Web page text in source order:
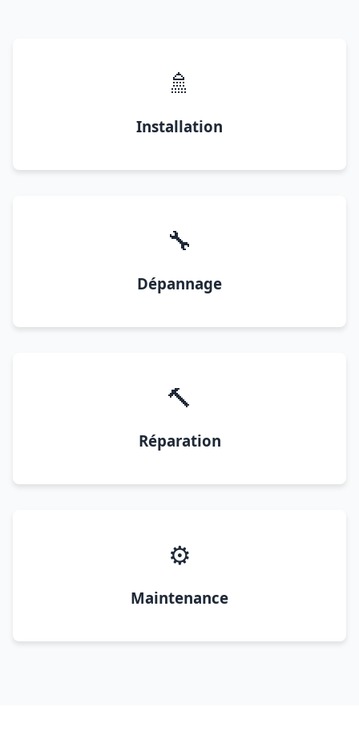
🚿
Installation
🔧
Dépannage
🔨
Réparation
⚙️
Maintenance